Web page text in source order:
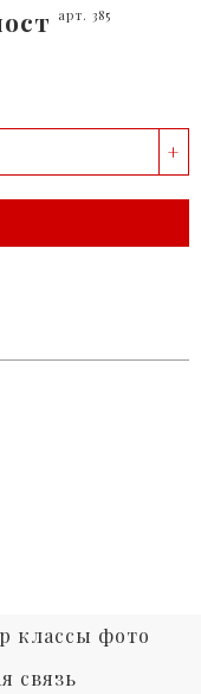
арт. 385
+
классы фото
связь